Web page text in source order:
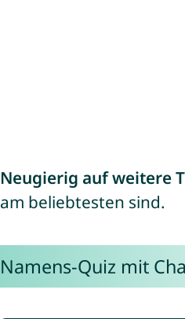
Neugierig auf weitere
am beliebtesten sind.
Namens-Quiz mit